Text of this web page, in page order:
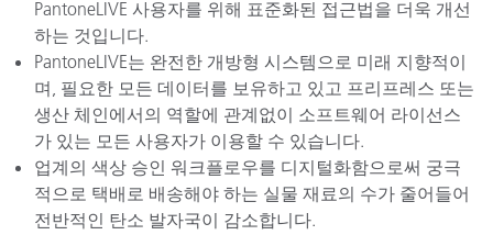
PantoneLIVE 사용자를 위해 표준화된 접근법을 더욱 개선
하는 것입니다.
PantoneLIVE는 완전한 개방형 시스템으로 미래 지향적이
며, 필요한 모든 데이터를 보유하고 있고 프리프레스 또는
생산 체인에서의 역할에 관계없이 소프트웨어 라이선스
가 있는 모든 사용자가 이용할 수 있습니다.
업계의 색상 승인 워크플로우를 디지털화함으로써 궁극
적으로 택배로 배송해야 하는 실물 재료의 수가 줄어들어
전반적인 탄소 발자국이 감소합니다.